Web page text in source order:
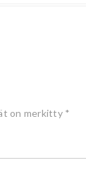
on merkitty *